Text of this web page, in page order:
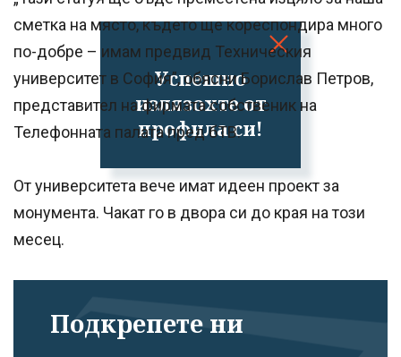
Успешно
излязохте от
профила си!
сметка на място, където ще кореспондира много
по-добре – имам предвид Техническия
университет в София”, обясни Борислав Петров,
представител на фирмата собственик на
Телефонната палата пред бТВ.
От университета вече имат идеен проект за
монумента. Чакат го в двора си до края на този
месец.
Подкрепете ни